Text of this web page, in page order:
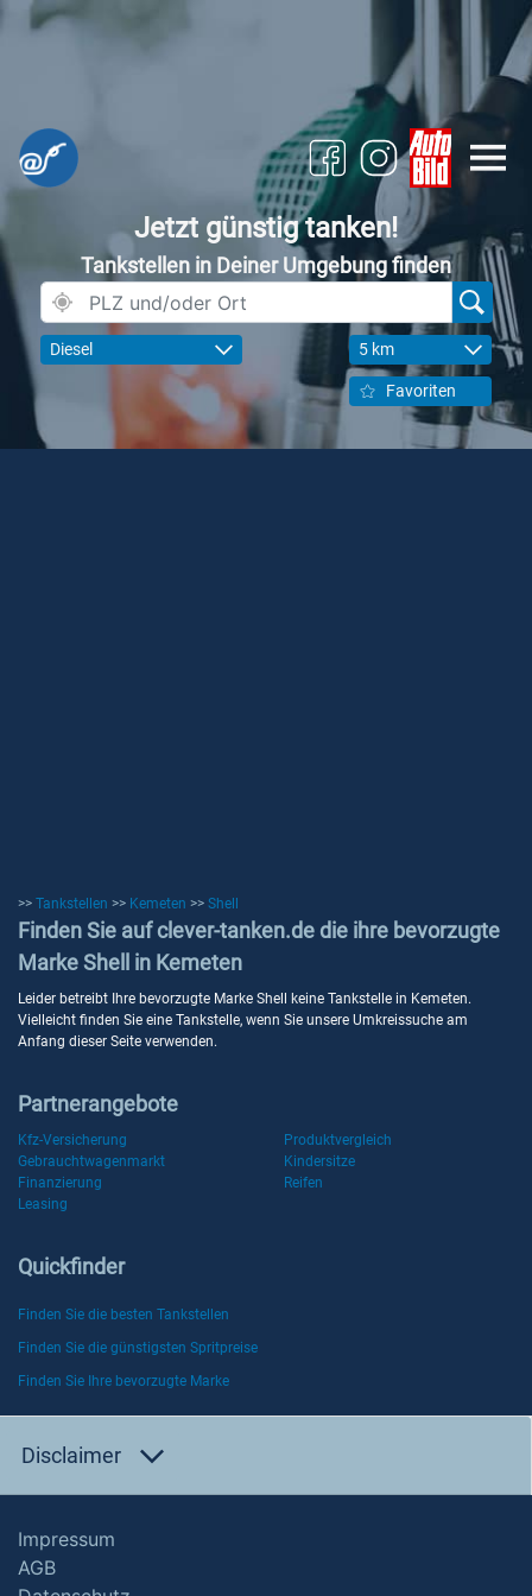
Jetzt günstig tanken!
Tankstellen in Deiner Umgebung finden
Diesel 5 km
Favoriten
>> Tankstellen >> Kemeten >> Shell
Finden Sie auf clever-tanken.de die ihre bevorzugte
Marke Shell in Kemeten
Leider betreibt Ihre bevorzugte Marke Shell keine Tankstelle in Kemeten.
Vielleicht finden Sie eine Tankstelle, wenn Sie unsere Umkreissuche am
Anfang dieser Seite verwenden.
Partnerangebote
Kfz-Versicherung
Produktvergleich
Gebrauchtwagenmarkt
Kindersitze
Finanzierung
Reifen
Leasing
Quickfinder
Finden Sie die besten Tankstellen
Finden Sie die günstigsten Spritpreise
Finden Sie Ihre bevorzugte Marke
Disclaimer
Impressum
AGB